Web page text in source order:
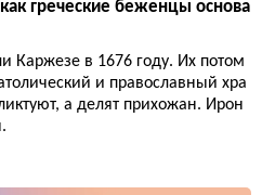
греческие беженцы основа
Каржезе в 1676 году. Их потом
и православный хра
а делят прихожан. Ирон